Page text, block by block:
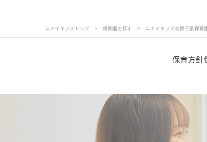
写真販売サービス
プライバシー
ニチイキッズトップ > 保育園を探す > ニチイキッズ奈良三条保育
保育方針